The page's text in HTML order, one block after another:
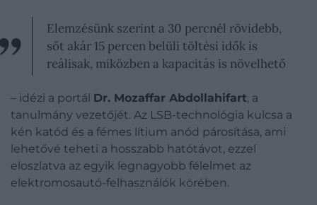
Elemzésünk szerint a 30 percnél rövidebb,
sőt akár 15 percen belüli töltési idők is
reálisak, miközben a kapacitás is növelhető
– idézi a portál Dr. Mozaffar Abdollahifart, a
tanulmány vezetőjét. Az LSB-technológia kulcsa a
kén katód és a fémes lítium anód párosítása, ami
lehetővé teheti a hosszabb hatótávot, ezzel
eloszlatva az egyik legnagyobb félelmet az
elektromosautó-felhasználók körében.